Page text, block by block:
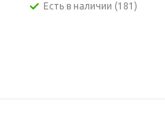
Есть в наличии (181)